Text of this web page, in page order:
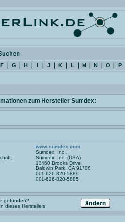
F G H I J K L M N O P
zum Hersteller Sumdex:
www.sumdex.com
Sumdex, Inc .
Sumdex, Inc. (USA)
13460 Brooks Drive
Baldwin Park, CA 91706
001-626-820-5889
001-626-820-5885
gefunden?
dieses Herstellers